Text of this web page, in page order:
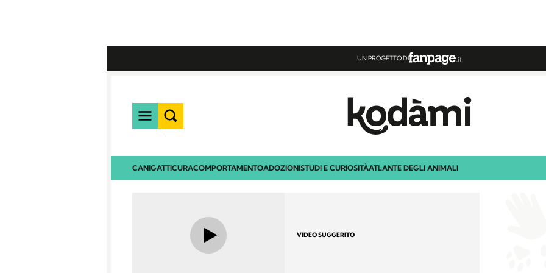
UN PROGETTO DI
CANIGATTICURACOMPORTAMENTOADOZIONISTUDI E CURIOSITÀATLANTE DEGLI ANIMALI
VIDEO SUGGERITO